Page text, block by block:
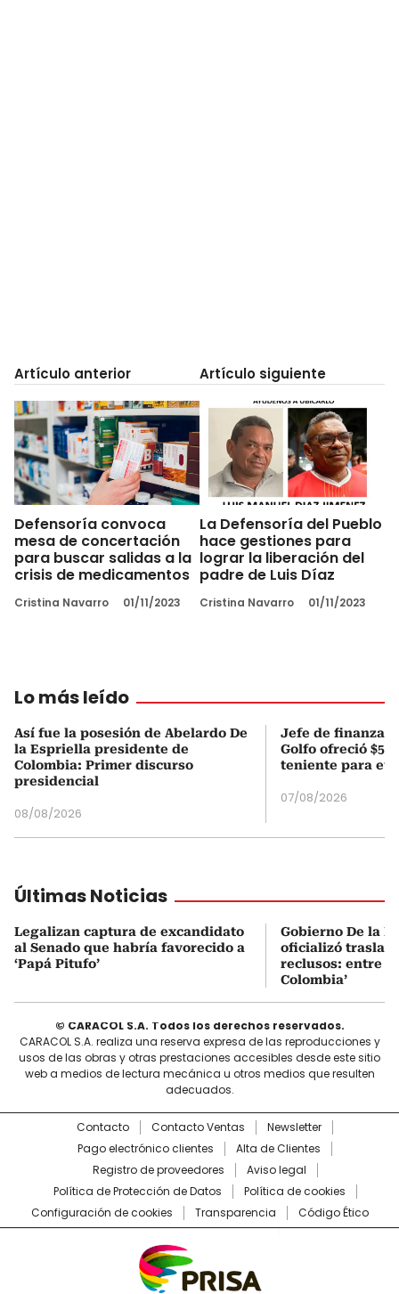
Artículo anterior
Defensoría convoca
mesa de concertación
para buscar salidas a la
crisis de medicamentos
Cristina Navarro 01/11/2023
Artículo siguiente
La Defensoría del Pueblo
hace gestiones para
lograr la liberación del
padre de Luis Díaz
Cristina Navarro 01/11/2023
Lo más leído
Así fue la posesión de Abelardo De
la Espriella presidente de
Colombia: Primer discurso
presidencial
08/08/2026
Jefe de finanzas
Golfo ofreció
teniente para
07/08/2026
Últimas Noticias
Legalizan captura de excandidato
al Senado que habría favorecido a
‘Papá Pitufo’
Gobierno De la
oficializó
reclusos: entre
Colombia’
© CARACOL S.A. Todos los derechos reservados.
CARACOL S.A. realiza una reserva expresa de las reproducciones y
usos de las obras y otras prestaciones accesibles desde este sitio
web a medios de lectura mecánica u otros medios que resulten
adecuados.
Contacto Contacto Ventas
Newsletter
Pago electrónico clientes
Alta de Clientes
Registro de proveedores
Aviso legal
Política de Protección de Datos
Política de cookies
Configuración de cookies
Transparencia Código Ético